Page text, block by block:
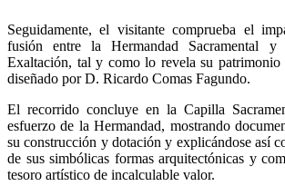
Seguidamente, el visitante comprueba el
fusión entre la Hermandad Sacramental
Exaltación, tal y como lo revela su patrimonio
diseñado por D. Ricardo Comas Fagundo.
El recorrido concluye en la Capilla
esfuerzo de la Hermandad, mostrando
su construcción y dotación y explicándose así
de sus simbólicas formas arquitectónicas y
tesoro artístico de incalculable valor.